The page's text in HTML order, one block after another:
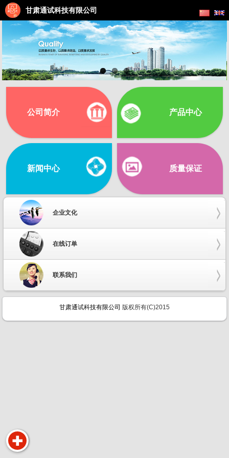
甘肃通试科技有限公司
公司简介 产品中心
新闻中心 质量保证
企业文化
在线订单
联系我们
甘肃通试科技有限公司 版权所有(C)2015